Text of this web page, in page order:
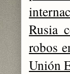
Rusia
robos
Unión